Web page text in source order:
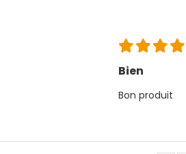
Bien
Bon produit